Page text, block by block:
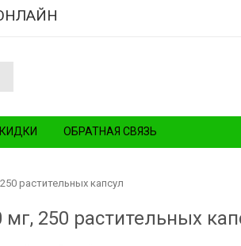
ОБРАТНАЯ СВЯЗЬ
растительных капсул
мг, 250 растительных